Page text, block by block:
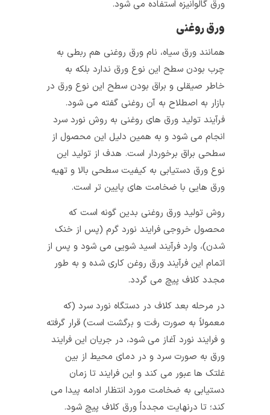
ورق گالوانیزه استفاده می‌ شود.
ورق روغنی
همانند ورق سیاه، نام ورق روغنی هم ربطی به
چرب بودن سطح این نوع ورق ندارد بلکه به
خاطر صیقلی و براق بودن سطح این نوع ورق در
بازار به اصطلاح به آن‌ روغنی گفته می‌ شود.
فرآیند تولید ورق‌ های روغنی به روش نورد سرد
انجام می‌ شود و به همین دلیل این محصول از
سطحی براق برخوردار است. هدف از تولید این
نوع ورق دستیابی به کیفیت سطحی بالا و تهیه
ورق‌ هایی با ضخامت‌ های پایین‌ تر است.
روش تولید ورق روغنی بدین گونه است که
محصول خروجی فرایند نورد گرم (پس از خنک
شدن)، وارد فرآیند اسید شویی می‌ شود و پس از
اتمام این فرآیند ورق روغن‌ کاری شده و به طور
مجدد کلاف پیچ می‌ گردد.
در مرحله بعد کلاف در دستگاه نورد سرد (که
معمولاً به صورت رفت و برگشت است) قرار گرفته
و فرایند نورد آغاز می‌ شود، در جریان این فرایند
ورق به صورت سرد و در دمای محیط از بین
غلتک‌ ها عبور می‌ کند و این فرایند تا زمان
دستیابی به ضخامت مورد انتظار ادامه پیدا می‌
کند؛ تا درنهایت مجدداً ورق کلاف پیچ شود.